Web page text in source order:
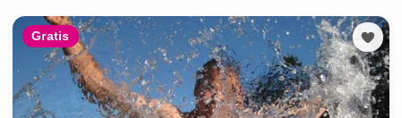
Gratis